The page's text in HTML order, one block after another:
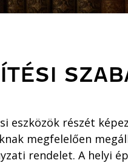
eszközök részét
megfelelően
rendelet. A helyi